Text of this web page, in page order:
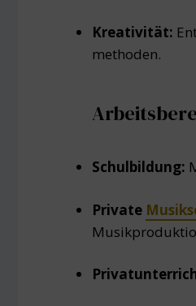
Kreativität:
methoden.
Schulbildung:
Private